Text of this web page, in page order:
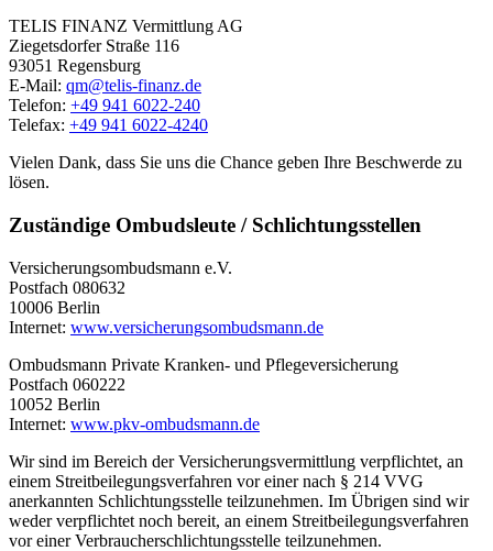
TELIS FINANZ Vermittlung AG
Ziegetsdorfer Straße 116
93051 Regensburg
E-Mail: qm@telis-finanz.de
Telefon: +49 941 6022-240
Telefax: +49 941 6022-4240
Vielen Dank, dass Sie uns die Chance geben Ihre Beschwerde zu
lösen.
Zuständige Ombudsleute / Schlichtungsstellen
Versicherungsombudsmann e.V.
Postfach 080632
10006 Berlin
Internet: www.versicherungsombudsmann.de
Ombudsmann Private Kranken- und Pflegeversicherung
Postfach 060222
10052 Berlin
Internet: www.pkv-ombudsmann.de
Wir sind im Bereich der Versicherungsvermittlung verpflichtet, an
einem Streitbeilegungsverfahren vor einer nach § 214 VVG
anerkannten Schlichtungsstelle teilzunehmen. Im Übrigen sind wir
weder verpflichtet noch bereit, an einem Streitbeilegungsverfahren
vor einer Verbraucherschlichtungsstelle teilzunehmen.